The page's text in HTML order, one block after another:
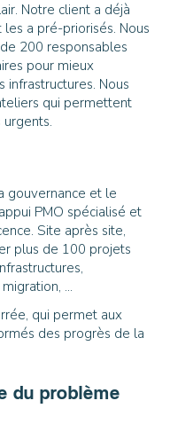
Notre client a déjà
a pré-priorisés. Nous
200 responsables
pour mieux
Nous
qui permettent
gouvernance et le
PMO spécialisé et
Site après site,
plus de 100 projets
...
qui permet aux
des progrès de la
du problème